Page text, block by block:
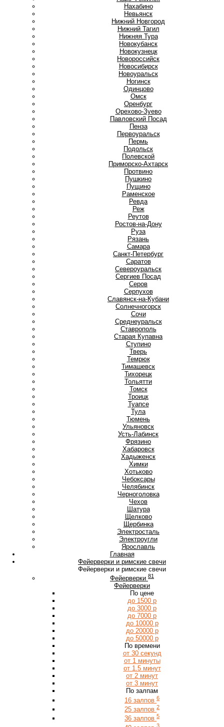
Нахабино
Невьянск
Нижний Новгород
Нижний Тагил
Нижняя Тура
Новокубанск
Новокузнецк
Новороссийск
Новосибирск
Новоуральск
Ногинск
Одинцово
Омск
Оренбург
Орехово-Зуево
Павловский Посад
Пенза
Первоуральск
Пермь
Подольск
Полевской
Приморско-Ахтарск
Протвино
Пушкино
Пущино
Раменское
Ревда
Реж
Реутов
Ростов-на-Дону
Руза
Рязань
Самара
Санкт-Петербург
Саратов
Североуральск
Сергиев Посад
Серов
Серпухов
Славянск-на-Кубани
Солнечногорск
Сочи
Среднеуральск
Ставрополь
Старая Купавна
Ступино
Тверь
Темрюк
Тимашевск
Тихорецк
Тольятти
Томск
Троицк
Туапсе
Тула
Тюмень
Ульяновск
Усть-Лабинск
Фрязино
Хабаровск
Хадыженск
Химки
Хотьково
Чебоксары
Челябинск
Черноголовка
Чехов
Шатура
Щелково
Щербинка
Электросталь
Электроугли
Ярославль
Главная
Фейерверки и римские свечи
Фейерверки и римские свечи
Фейерверки 81
Фейерверки
По цене
до 1500 р
до 3000 р
до 7000 р
до 10000 р
до 20000 р
до 50000 р
По времени
от 30 секунд
от 1 минуты
от 1.5 минут
от 2 минут
от 3 минут
По залпам
16 залпов 6
25 залпов 2
36 залпов 5
3